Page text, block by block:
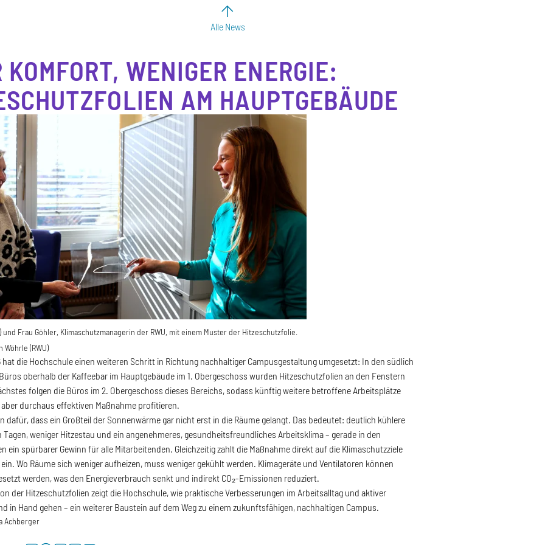
Alle News
KOMFORT, WENIGER ENERGIE:
AM HAUPTGEBÄUDE
und Frau Göhler, Klimaschutzmanagerin der RWU, mit einem Muster der Hitzeschutzfolie.
Wöhrle (RWU)
hat die Hochschule einen weiteren Schritt in Richtung nachhaltiger Campusgestaltung umgesetzt: In den südlich
oberhalb der Kaffeebar im Hauptgebäude im 1. Obergeschoss wurden Hitzeschutzfolien an den Fenstern
folgen die Büros im 2. Obergeschoss dieses Bereichs, sodass künftig weitere betroffene Arbeitsplätze
durchaus effektiven Maßnahme profitieren.
dafür, dass ein Großteil der Sonnenwärme gar nicht erst in die Räume gelangt. Das bedeutet: deutlich kühlere
Tagen, weniger Hitzestau und ein angenehmeres, gesundheitsfreundliches Arbeitsklima – gerade in den
ein spürbarer Gewinn für alle Mitarbeitenden. Gleichzeitig zahlt die Maßnahme direkt auf die Klimaschutzziele
Wo Räume sich weniger aufheizen, muss weniger gekühlt werden. Klimageräte und Ventilatoren können
werden, was den Energieverbrauch senkt und indirekt CO₂-Emissionen reduziert.
der Hitzeschutzfolien zeigt die Hochschule, wie praktische Verbesserungen im Arbeitsalltag und aktiver
in Hand gehen – ein weiterer Baustein auf dem Weg zu einem zukunftsfähigen, nachhaltigen Campus.
Achberger